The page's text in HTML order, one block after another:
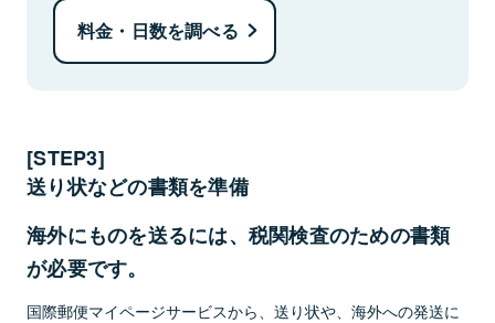
料金・日数を調べる
[STEP3]
送り状などの書類を準備
海外にものを送るには、税関検査のための書類
が必要です。
国際郵便マイページサービスから、送り状や、海外への発送に